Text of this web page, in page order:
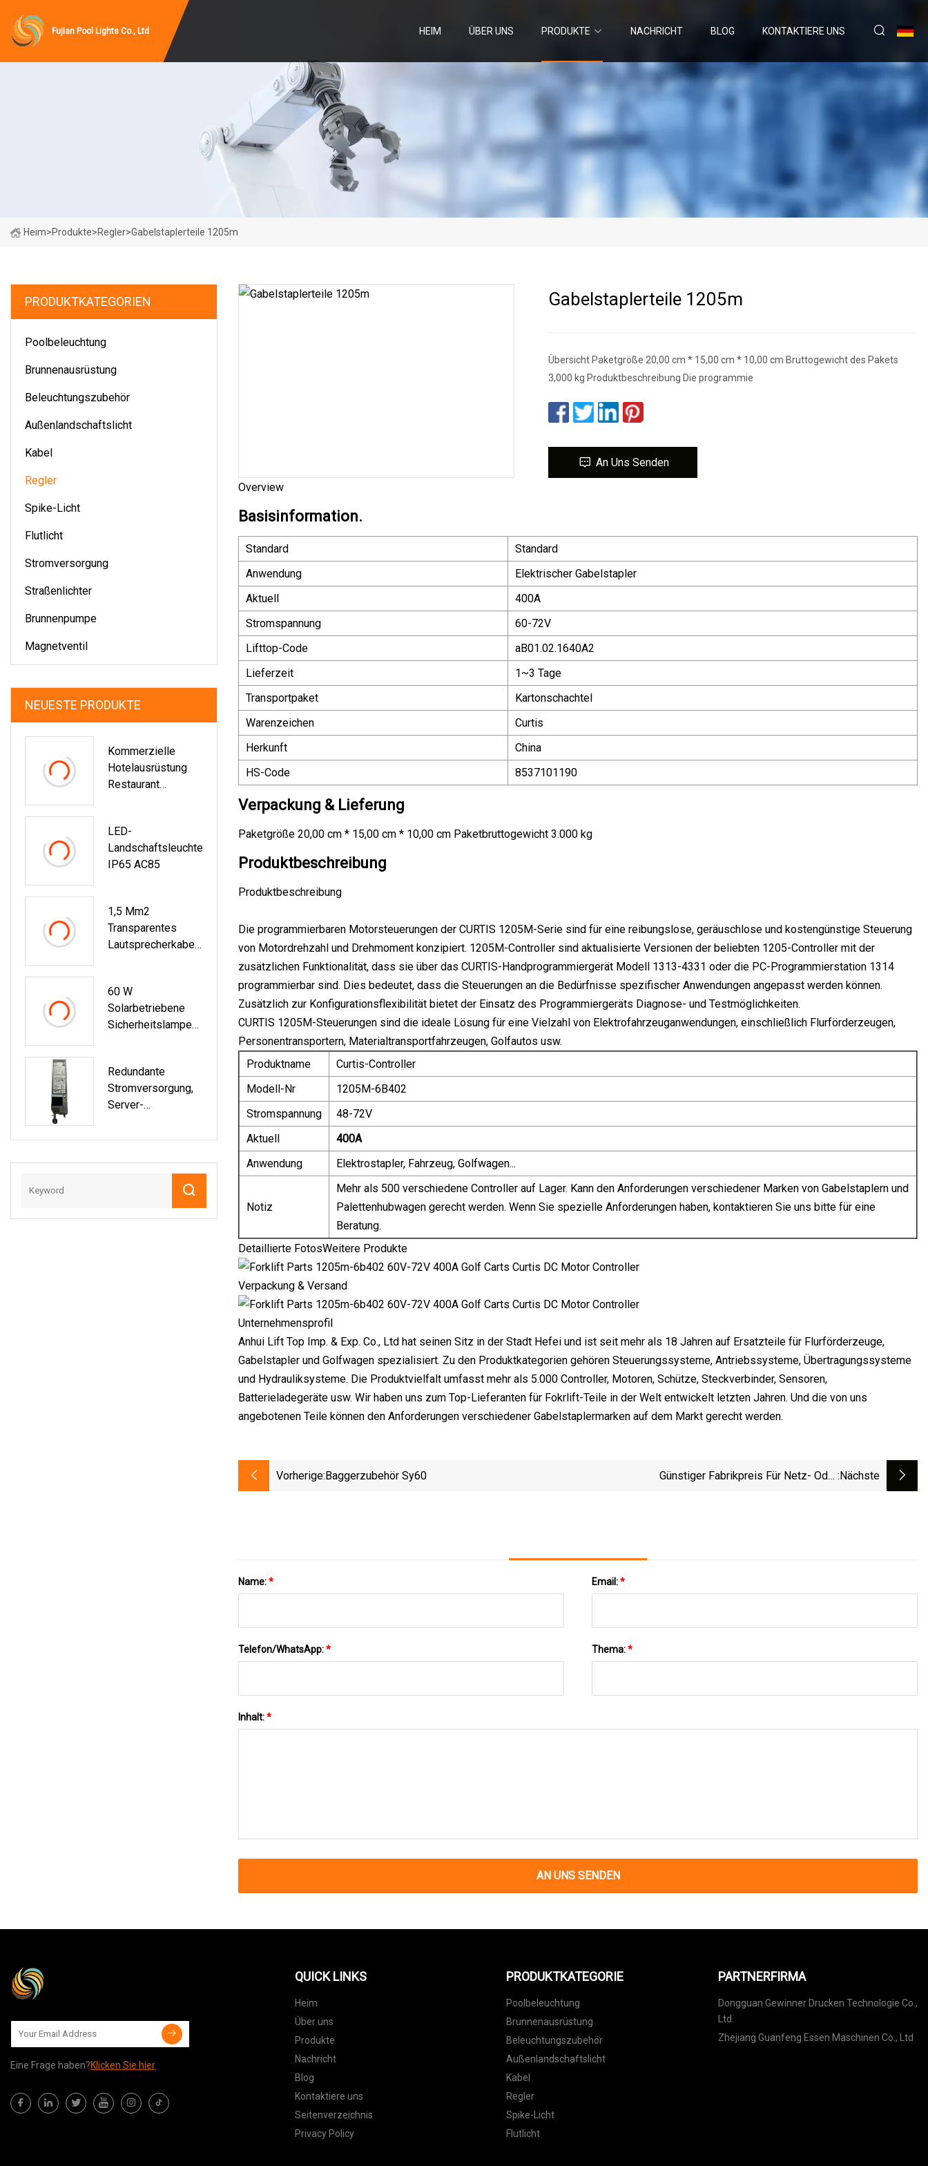
Fujian Pool Lights Co., Ltd HEIM ÜBER UNS PRODUKTE NACHRICHT BLOG KONTAKTIERE UNS
Heim>Produkte>Regler>Gabelstaplerteile 1205m
PRODUKTKATEGORIEN
Poolbeleuchtung
Brunnenausrüstung
Beleuchtungszubehör
Außenlandschaftslicht
Kabel
Regler
Spike-Licht
Flutlicht
Stromversorgung
Straßenlichter
Brunnenpumpe
Magnetventil
NEUESTE PRODUKTE
Kommerzielle
Hotelausrüstung
Restaurant
Schokoladenbrunne
N
LED-
Landschaftsleuchte
IP65 AC85
1,5 Mm2
Transparentes
Lautsprecherkabel,
Paralleler
Elektrischer Draht
60 W
Solarbetriebene
Sicherheitslampe
Lowes
Redundante
Stromversorgung,
Server-
Gabelstaplerteile 1205m
Übersicht Paketgröße 20,00 cm * 15,00 cm * 10,00 cm Bruttogewicht des Pakets
3,000 kg Produktbeschreibung Die programmie
An Uns Senden
Overview
Basisinformation.
Standard
Standard
Anwendung
Elektrischer Gabelstapler
Aktuell
400A
Stromspannung
60-72V
Lifttop-Code
aB01.02.1640A2
Lieferzeit
1~3 Tage
Transportpaket
Kartonschachtel
Warenzeichen
Curtis
Herkunft
China
HS-Code
8537101190
Verpackung & Lieferung
Paketgröße 20,00 cm * 15,00 cm * 10,00 cm Paketbruttogewicht 3.000 kg
Produktbeschreibung
Produktbeschreibung
Die programmierbaren Motorsteuerungen der CURTIS 1205M-Serie sind für eine reibungslose, geräuschlose und kostengünstige Steuerung
von Motordrehzahl und Drehmoment konzipiert. 1205M-Controller sind aktualisierte Versionen der beliebten 1205-Controller mit der
zusätzlichen Funktionalität, dass sie über das CURTIS-Handprogrammiergerät Modell 1313-4331 oder die PC-Programmierstation 1314
programmierbar sind. Dies bedeutet, dass die Steuerungen an die Bedürfnisse spezifischer Anwendungen angepasst werden können.
Zusätzlich zur Konfigurationsflexibilität bietet der Einsatz des Programmiergeräts Diagnose- und Testmöglichkeiten.
CURTIS 1205M-Steuerungen sind die ideale Lösung für eine Vielzahl von Elektrofahrzeuganwendungen, einschließlich Flurförderzeugen,
Personentransportern, Materialtransportfahrzeugen, Golfautos usw.
Produktname
Curtis-Controller
Modell-Nr
1205M-6B402
Stromspannung
48-72V
Aktuell
400A
Anwendung
Elektrostapler, Fahrzeug, Golfwagen...
Notiz
Mehr als 500 verschiedene Controller auf Lager. Kann den Anforderungen verschiedener Marken von Gabelstaplern und
Palettenhubwagen gerecht werden. Wenn Sie spezielle Anforderungen haben, kontaktieren Sie uns bitte für eine
Beratung.
Detaillierte FotosWeitere Produkte
Verpackung & Versand
Unternehmensprofil
Anhui Lift Top Imp. & Exp. Co., Ltd hat seinen Sitz in der Stadt Hefei und ist seit mehr als 18 Jahren auf Ersatzteile für Flurförderzeuge,
Gabelstapler und Golfwagen spezialisiert. Zu den Produktkategorien gehören Steuerungssysteme, Antriebssysteme, Übertragungssysteme
und Hydrauliksysteme. Die Produktvielfalt umfasst mehr als 5.000 Controller, Motoren, Schütze, Steckverbinder, Sensoren,
Batterieladegeräte usw. Wir haben uns zum Top-Lieferanten für Fokrlift-Teile in der Welt entwickelt letzten Jahren. Und die von uns
angebotenen Teile können den Anforderungen verschiedener Gabelstaplermarken auf dem Markt gerecht werden.
Vorherige:Baggerzubehör Sy60
Günstiger Fabrikpreis Für Netz- Oder :nächste
Name:* Email:*
Telefon/WhatsApp:* Thema:*
Inhalt:*
AN UNS SENDEN
Eine Frage haben?Klicken Sie hier
QUICK LINKS
Heim
Über uns
Produkte
Nachricht
Blog
Kontaktiere uns
Seitenverzeichnis
Privacy Policy
PRODUKTKATEGORIE
Poolbeleuchtung
Brunnenausrüstung
Beleuchtungszubehör
Außenlandschaftslicht
Kabel
Regler
Spike-Licht
Flutlicht
PARTNERFIRMA
Dongguan Gewinner Drucken Technologie Co.,
Ltd.
Zhejiang Guanfeng Essen Maschinen Co., Ltd